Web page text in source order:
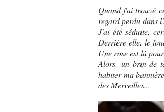
Quand j'ai trouvé
regard perdu dans
J'ai été séduite,
Derrière elle, le
Une rose est là
Alors, un brin de
habiter ma
des Merveilles...